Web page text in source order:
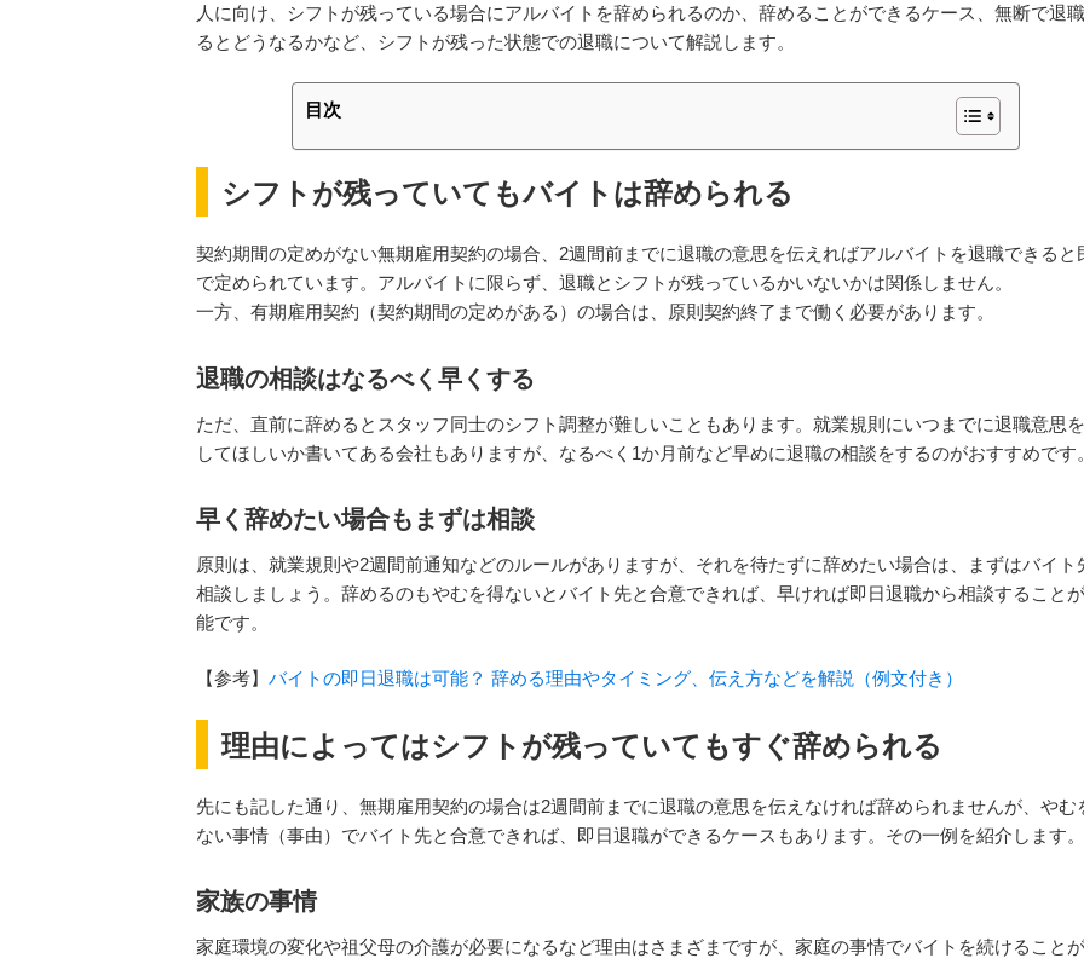
人に向け、シフトが残っている場合にアルバイトを辞められるのか、辞めることができるケース、無断で退
るとどうなるかなど、シフトが残った状態での退職について解説します。
目次
シフトが残っていてもバイトは辞められる
契約期間の定めがない無期雇用契約の場合、2週間前までに退職の意思を伝えればアルバイトを退職できると
で定められています。アルバイトに限らず、退職とシフトが残っているかいないかは関係しません。
一方、有期雇用契約（契約期間の定めがある）の場合は、原則契約終了まで働く必要があります。
退職の相談はなるべく早くする
ただ、直前に辞めるとスタッフ同士のシフト調整が難しいこともあります。就業規則にいつまでに退職意思
してほしいか書いてある会社もありますが、なるべく1か月前など早めに退職の相談をするのがおすすめです。
早く辞めたい場合もまずは相談
原則は、就業規則や2週間前通知などのルールがありますが、それを待たずに辞めたい場合は、まずはバイト
相談しましょう。辞めるのもやむを得ないとバイト先と合意できれば、早ければ即日退職から相談すること
能です。
【参考】 バイトの即日退職は可能？ 辞める理由やタイミング、伝え方などを解説（例文付き）
理由によってはシフトが残っていてもすぐ辞められる
先にも記した通り、無期雇用契約の場合は2週間前までに退職の意思を伝えなければ辞められませんが、やむ
ない事情（事由）でバイト先と合意できれば、即日退職ができるケースもあります。その一例を紹介します。
家族の事情
家庭環境の変化や祖父母の介護が必要になるなど理由はさまざまですが、家庭の事情でバイトを続けること